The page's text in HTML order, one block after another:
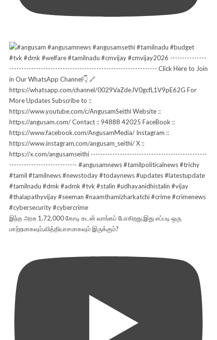
இந்த அரசு 1,72,000 கோடி கடன் வாங்கப் போகிறது.இது எப்படி ஒரு
மாற்றமாகவும்,வித்தியாசமாகவும் இருக்கும்?